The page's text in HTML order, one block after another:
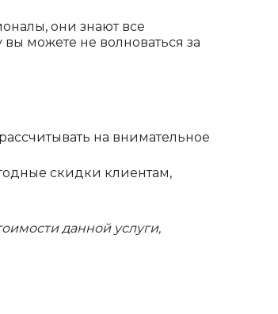
они знают все
можете не волноваться за
на внимательное
скидки клиентам,
данной услуги,